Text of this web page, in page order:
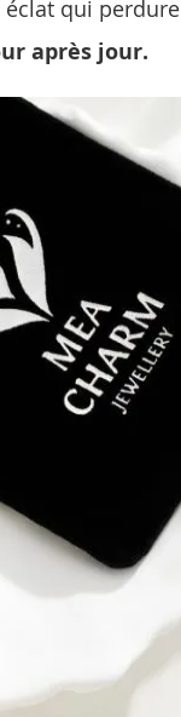
qui
après jour.